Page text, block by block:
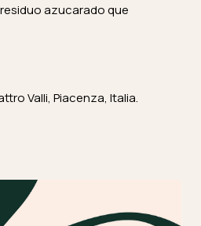
azucarado que
Valli, Piacenza, Italia.